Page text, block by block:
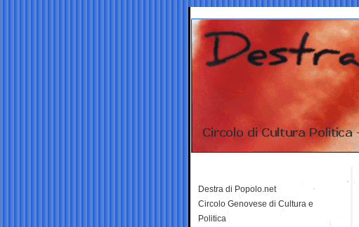
Destra di Popolo.net
Circolo Genovese di Cultura e
Politica